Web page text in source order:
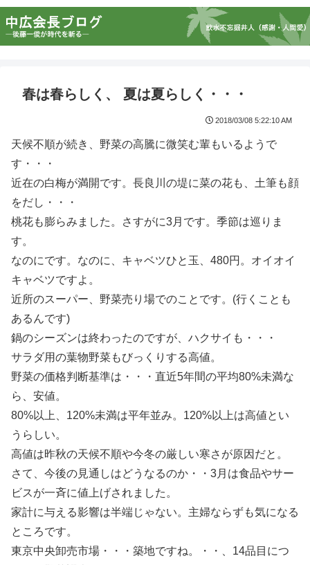
春は春らしく、 夏は夏らしく・・・
2018/03/08 5:22:10 AM
天候不順が続き、野菜の高騰に微笑む輩もいるようで
す・・・
近在の白梅が満開です。長良川の堤に菜の花も、土筆も顔
をだし・・・
桃花も膨らみました。さすがに3月です。季節は巡りま
す。
なのにです。なのに、キャベツひと玉、480円。オイオイ
キャベツですよ。
近所のスーパー、野菜売り場でのことです。(行くことも
あるんです)
鍋のシーズンは終わったのですが、ハクサイも・・・
サラダ用の葉物野菜もびっくりする高値。
野菜の価格判断基準は・・・直近5年間の平均80%未満な
ら、安値。
80%以上、120%未満は平年並み。120%以上は高値とい
うらしい。
高値は昨秋の天候不順や今冬の厳しい寒さが原因だと。
さて、今後の見通しはどうなるのか・・3月は食品やサー
ビスが一斉に値上げされました。
家計に与える影響は半端じゃない。主婦ならずも気になる
ところです。
東京中央卸売市場・・・築地ですね。・・、14品目につ